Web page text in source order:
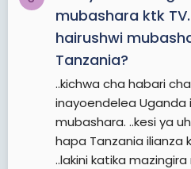
mubashara ktk
hairushwi
Tanzania?
..kichwa cha habari
inayoendelea Uganda
mubashara. ..kesi ya
hapa Tanzania ilianza
..lakini katika